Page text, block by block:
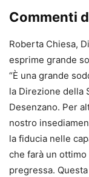
Commenti
Roberta Chiesa,
esprime grande
“È una grande
la Direzione della
Desenzano. Per
nostro
la fiducia nelle
che farà un
pregressa.